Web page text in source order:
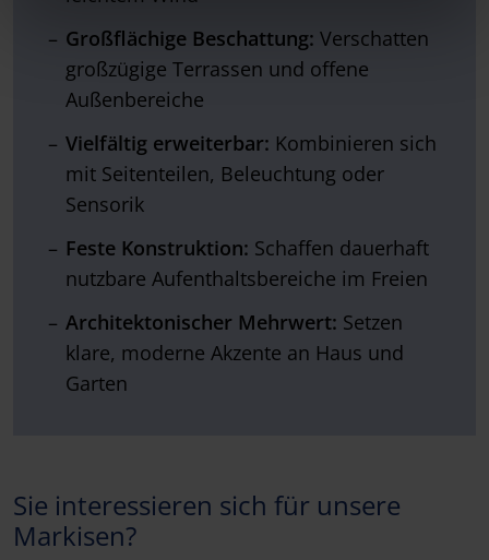
Großflächige Beschattung: Verschatten
großzügige Terrassen und offene
Außenbereiche
Vielfältig erweiterbar: Kombinieren sich
mit Seitenteilen, Beleuchtung oder
Sensorik
Feste Konstruktion: Schaffen dauerhaft
nutzbare Aufenthaltsbereiche im Freien
Architektonischer Mehrwert: Setzen
klare, moderne Akzente an Haus und
Garten
Sie interessieren sich für unsere
Markisen?